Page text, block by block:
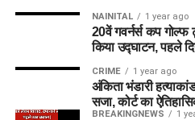
NAINITAL 1 year ago
20वें गवर्नर्स कप गोल्फ
किया उद्घाटन, पहले
CRIME 1 year ago
अंकिता भंडारी
सजा, कोर्ट का
BREAKINGNEWS 1